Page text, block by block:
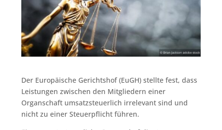
Der Europäische Gerichtshof (EuGH) stellte fest, dass
Leistungen zwischen den Mitgliedern einer
Organschaft umsatzsteuerlich irrelevant sind und
nicht zu einer Steuerpflicht führen.